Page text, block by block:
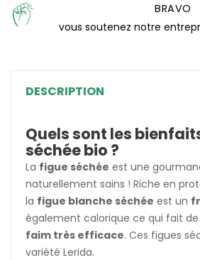
BRAVO
vous soutenez notre
DESCRIPTION
Quels sont les
séchée bio ?
La figue séchée est une
naturellement sains ! Riche en
la figue blanche séchée est un
également calorique ce qui fait de
faim très efficace. Ces figues
variété Lerida.